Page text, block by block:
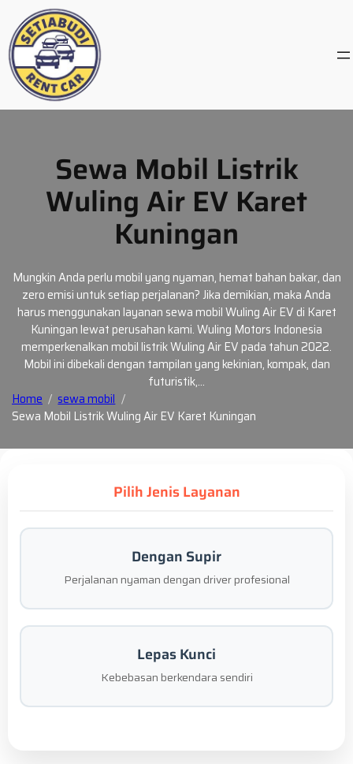
content
Sewa Mobil Listrik
Wuling Air EV Karet
Kuningan
Mungkin Anda perlu mobil yang nyaman, hemat bahan bakar, dan
zero emisi untuk setiap perjalanan? Jika demikian, maka Anda
harus menggunakan layanan sewa mobil Wuling Air EV di Karet
Kuningan lewat perusahan kami. Wuling Motors Indonesia
memperkenalkan mobil listrik Wuling Air EV pada tahun 2022.
Mobil ini dibekali dengan tampilan yang kekinian, kompak, dan
futuristik,…
Home
sewa mobil
Sewa Mobil Listrik Wuling Air EV Karet Kuningan
Pilih Jenis Layanan
Dengan Supir
Perjalanan nyaman dengan driver profesional
Lepas Kunci
Kebebasan berkendara sendiri